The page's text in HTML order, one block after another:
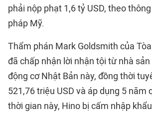
phải nộp phạt 1,6 tỷ USD, theo
pháp Mỹ.
Thẩm phán Mark Goldsmith của
đã chấp nhận lời nhận tội từ nhà
động cơ Nhật Bản này, đồng thời
521,76 triệu USD và áp dụng 5 năm
thời gian này, Hino bị cấm nhập